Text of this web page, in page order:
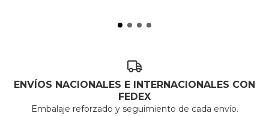
ENVÍOS NACIONALES E INTERNACIONALES CON
FEDEX
Embalaje reforzado y seguimiento de cada envío.